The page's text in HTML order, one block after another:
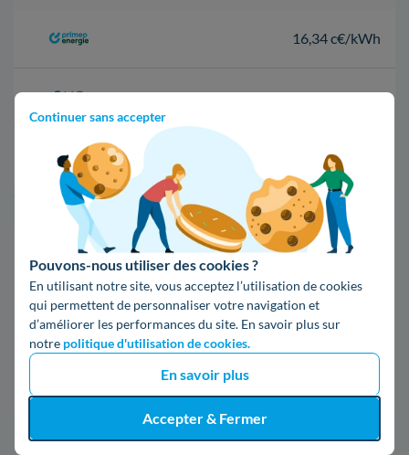
Continuer sans accepter
Pouvons-nous utiliser des cookies ?
En utilisant notre site, vous acceptez l’utilisation de cookies
qui permettent de personnaliser votre navigation et
d’améliorer les performances du site. En savoir plus sur
notre politique d'utilisation de cookies.
En savoir plus
Accepter & Fermer
16,34 c€/kWh
16,400000000000002 c€/kWh
17,83 c€/kWh
*Prix TTC pour un forfait base d’une puissance de 6 kVA
Infos / souscriptions
(appel non surtaxé)
09 78 46 71 74
Comparer les offres